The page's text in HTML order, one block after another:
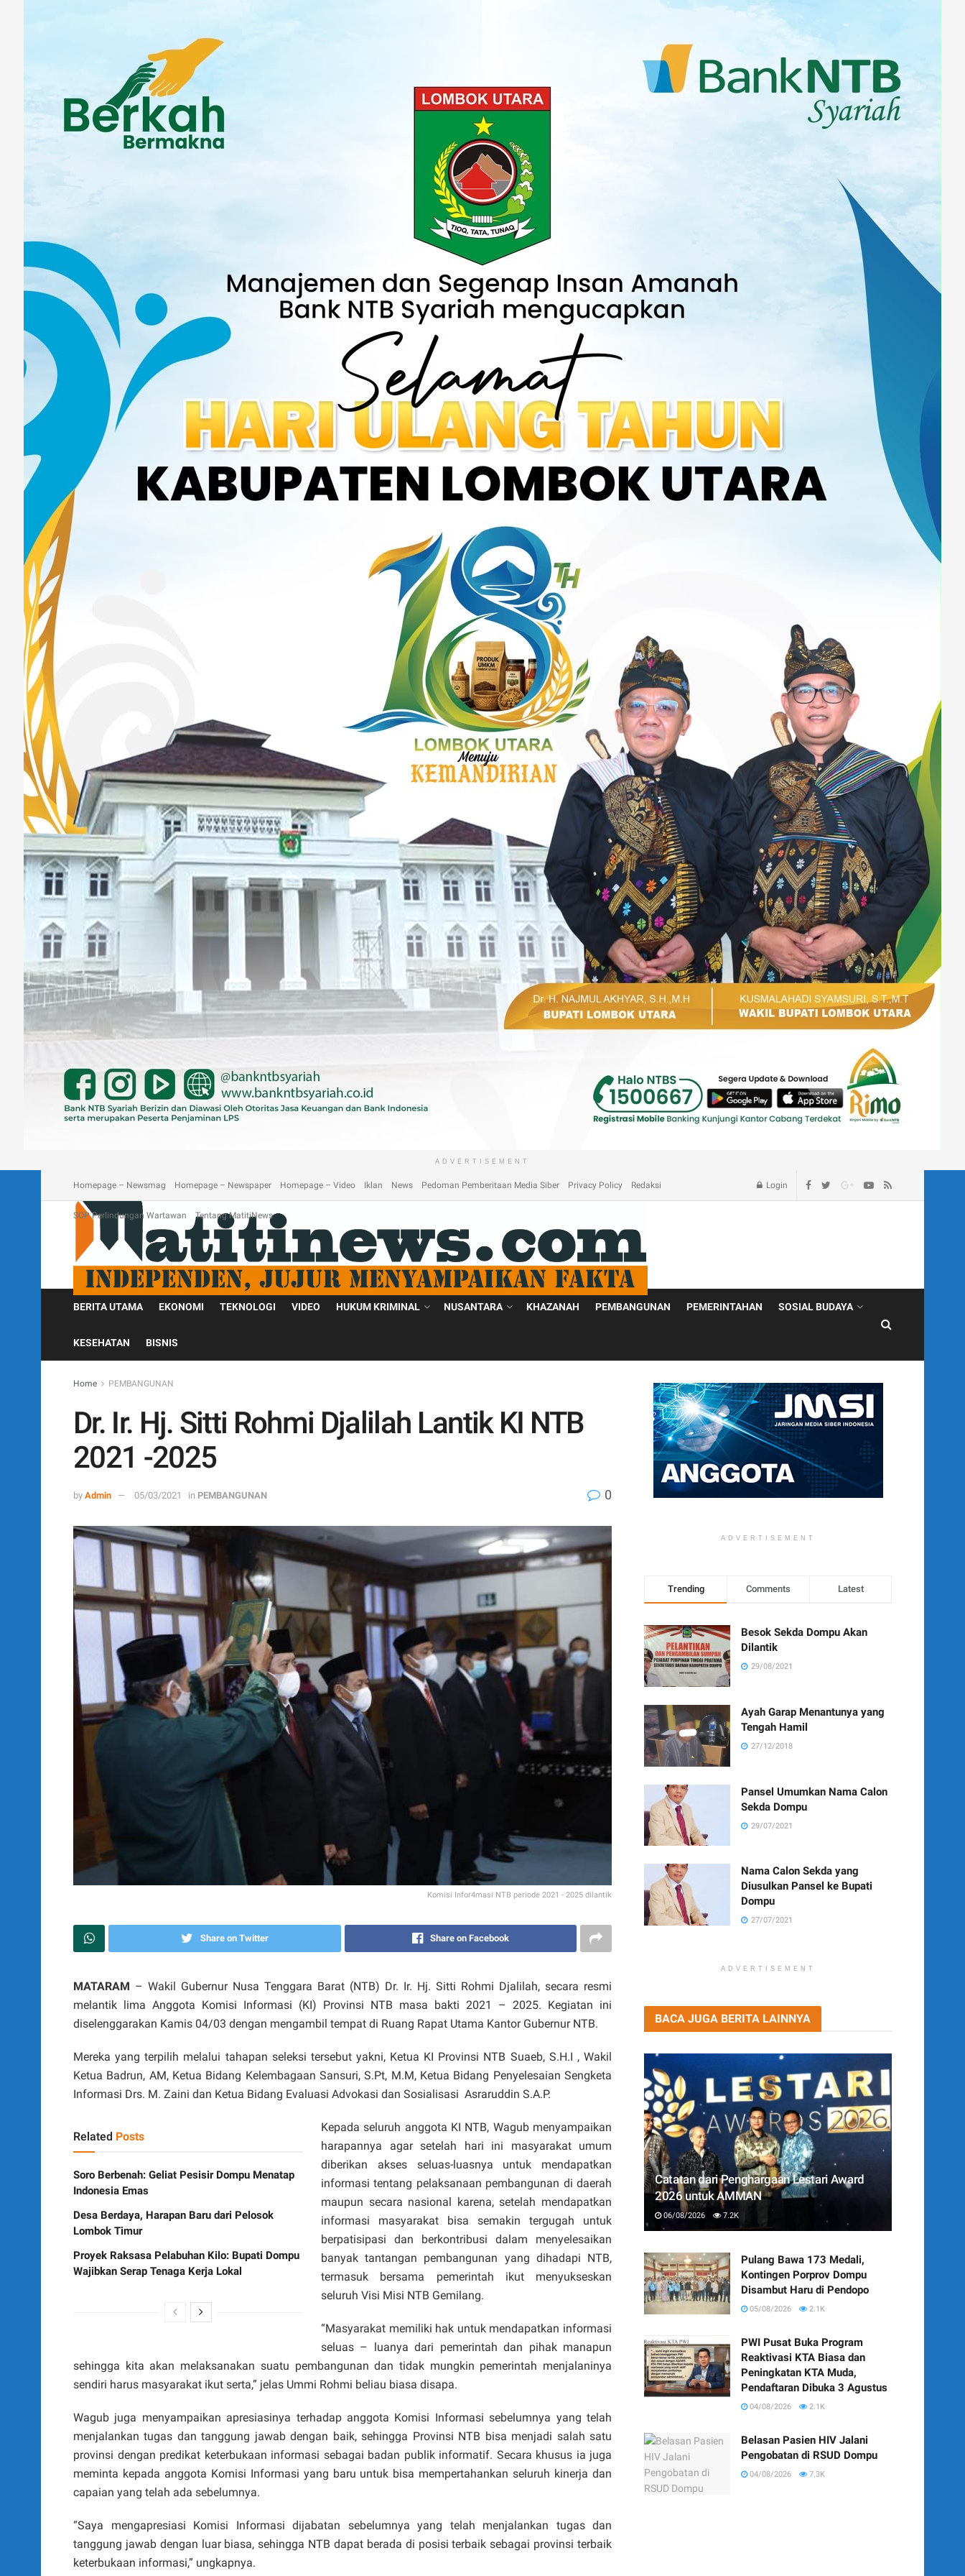
ADVERTISEMENT
Homepage – Newsmag Homepage – Newspaper Homepage – Video Iklan News Pedoman Pemberitaan Media Siber Privacy Policy Redaksi
SOP Perlindungan Wartawan Tentang MatitiNews
Login
BERITA UTAMA EKONOMI TEKNOLOGI VIDEO HUKUM KRIMINAL NUSANTARA KHAZANAH PEMBANGUNAN PEMERINTAHAN SOSIAL BUDAYA
KESEHATAN BISNIS
Home PEMBANGUNAN
Dr. Ir. Hj. Sitti Rohmi Djalilah Lantik KI NTB
2021 -2025
by Admin 05/03/2021 in PEMBANGUNAN 0
Komisi Infor4masi NTB periode 2021 - 2025 dilantik
Share on Twitter Share on Facebook
MATARAM – Wakil Gubernur Nusa Tenggara Barat (NTB) Dr. Ir. Hj. Sitti Rohmi Djalilah, secara resmi
melantik lima Anggota Komisi Informasi (KI) Provinsi NTB masa bakti 2021 – 2025. Kegiatan ini
diselenggarakan Kamis 04/03 dengan mengambil tempat di Ruang Rapat Utama Kantor Gubernur NTB.
Mereka yang terpilih melalui tahapan seleksi tersebut yakni, Ketua KI Provinsi NTB Suaeb, S.H.I , Wakil
Ketua Badrun, AM, Ketua Bidang Kelembagaan Sansuri, S.Pt, M.M, Ketua Bidang Penyelesaian Sengketa
Informasi Drs. M. Zaini dan Ketua Bidang Evaluasi Advokasi dan Sosialisasi Asraruddin S.A.P.
Related Posts
Soro Berbenah: Geliat Pesisir Dompu Menatap
Indonesia Emas
Desa Berdaya, Harapan Baru dari Pelosok
Lombok Timur
Proyek Raksasa Pelabuhan Kilo: Bupati Dompu
Wajibkan Serap Tenaga Kerja Lokal
Kepada seluruh anggota KI NTB, Wagub menyampaikan
harapannya agar setelah hari ini masyarakat umum
diberikan akses seluas-luasnya untuk mendapatkan
informasi tentang pelaksanaan pembangunan di daerah
maupun secara nasional karena, setelah mendapatkan
informasi masyarakat bisa semakin tergugah untuk
berpatisipasi dan berkontribusi dalam menyelesaikan
banyak tantangan pembangunan yang dihadapi NTB,
termasuk bersama pemerintah ikut menyukseskan
seluruh Visi Misi NTB Gemilang.
“Masyarakat memiliki hak untuk mendapatkan informasi
seluas – luanya dari pemerintah dan pihak manapun
sehingga kita akan melaksanakan suatu pembangunan dan tidak mungkin pemerintah menjalaninya
sendiri harus masyarakat ikut serta,” jelas Ummi Rohmi beliau biasa disapa.
Wagub juga menyampaikan apresiasinya terhadap anggota Komisi Informasi sebelumnya yang telah
menjalankan tugas dan tanggung jawab dengan baik, sehingga Provinsi NTB bisa menjadi salah satu
provinsi dengan predikat keterbukaan informasi sebagai badan publik informatif. Secara khusus ia juga
meminta kepada anggota Komisi Informasi yang baru untuk bisa mempertahankan seluruh kinerja dan
capaian yang telah ada sebelumnya.
“Saya mengapresiasi Komisi Informasi dijabatan sebelumnya yang telah menjalankan tugas dan
tanggung jawab dengan luar biasa, sehingga NTB dapat berada di posisi terbaik sebagai provinsi terbaik
keterbukaan informasi,” ungkapnya.
ADVERTISEMENT
Trending Comments Latest
Besok Sekda Dompu Akan
Dilantik
29/08/2021
Ayah Garap Menantunya yang
Tengah Hamil
27/12/2018
Pansel Umumkan Nama Calon
Sekda Dompu
29/07/2021
Nama Calon Sekda yang
Diusulkan Pansel ke Bupati
Dompu
27/07/2021
ADVERTISEMENT
BACA JUGA BERITA LAINNYA
Catatan dari Penghargaan Lestari Award
2026 untuk AMMAN
06/08/2026 7.2K
Pulang Bawa 173 Medali,
Kontingen Porprov Dompu
Disambut Haru di Pendopo
05/08/2026 2.1K
PWI Pusat Buka Program
Reaktivasi KTA Biasa dan
Peningkatan KTA Muda,
Pendaftaran Dibuka 3 Agustus
04/08/2026 2.1K
Belasan Pasien HIV Jalani
Pengobatan di RSUD Dompu
04/08/2026 7.3K